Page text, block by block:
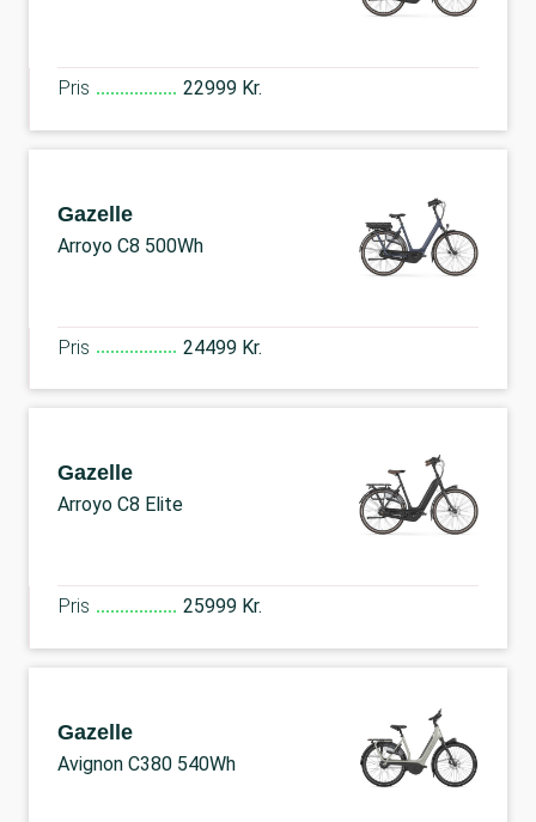
Pris 22999 Kr.
Gazelle
Arroyo C8 500Wh
Pris 24499 Kr.
Gazelle
Arroyo C8 Elite
Pris 25999 Kr.
Gazelle
Avignon C380 540Wh